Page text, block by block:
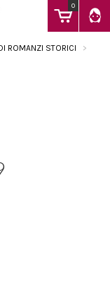
0
ROMANZI STORICI